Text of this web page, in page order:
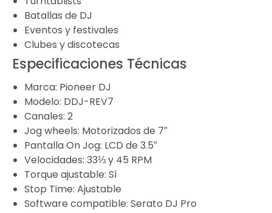
Batallas de DJ
Eventos y festivales
Clubes y discotecas
Especificaciones Técnicas
Marca: Pioneer DJ
Modelo: DDJ-REV7
Canales: 2
Jog wheels: Motorizados de 7″
Pantalla On Jog: LCD de 3.5″
Velocidades: 33⅓ y 45 RPM
Torque ajustable: Sí
Stop Time: Ajustable
Software compatible: Serato DJ Pro